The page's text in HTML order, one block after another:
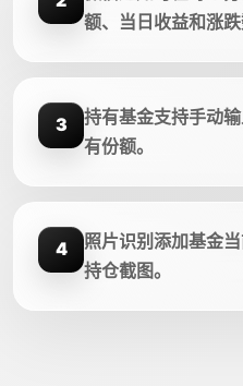
额、当日收益和涨跌
3
持有基金支持手动
有份额。
4
照片识别添加基金
持仓截图。